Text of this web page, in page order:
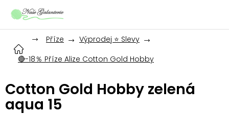
Příze
Výprodej ⭐ Slevy
🔴-18％ Příze Alize Cotton Gold Hobby
Cotton Gold Hobby zelená
aqua 15